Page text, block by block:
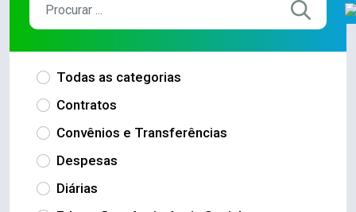
Todas as categorias
Contratos
Convênios e Transferências
Despesas
Diárias